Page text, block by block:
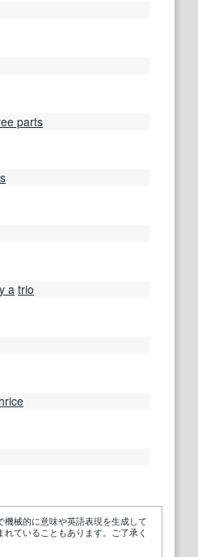
parts
a trio
械的に意味や英語表現を生成して
ていることもあります。ご了承く